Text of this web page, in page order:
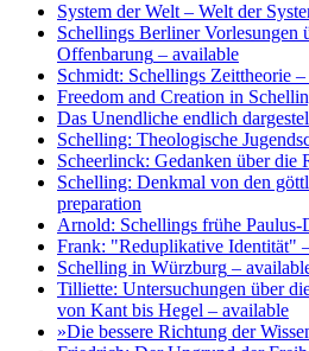
System der Welt – Welt der
Schellings Berliner Vorlesungen
Offenbarung – available
Schmidt: Schellings Zeittheorie –
Freedom and Creation in
Das Unendliche endlich
Schelling: Theologische
Scheerlinck: Gedanken über die
Schelling: Denkmal von den
preparation
Arnold: Schellings frühe Paulus-
Frank: "Reduplikative Identität"
Schelling in Würzburg –
Tilliette: Untersuchungen über
von Kant bis Hegel – available
»Die bessere Richtung der